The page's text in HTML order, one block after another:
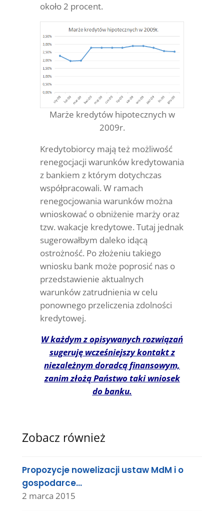
około 2 procent.
Marże kredytów hipotecznych w
2009r.
Kredytobiorcy mają też możliwość
renegocjacji warunków kredytowania
z bankiem z którym dotychczas
współpracowali. W ramach
renegocjowania warunków można
wnioskować o obniżenie marży oraz
tzw. wakacje kredytowe. Tutaj jednak
sugerowałbym daleko idącą
ostrożność. Po złożeniu takiego
wniosku bank może poprosić nas o
przedstawienie aktualnych
warunków zatrudnienia w celu
ponownego przeliczenia zdolności
kredytowej.
W każdym z opisywanych rozwiązań
sugeruję wcześniejszy kontakt z
niezależnym doradcą finansowym,
zanim złożą Państwo taki wniosek
do banku.
Zobacz również
Propozycje nowelizacji ustaw MdM i o
gospodarce…
2 marca 2015